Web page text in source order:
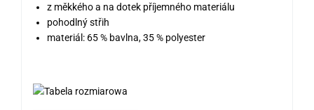
z měkkého a na dotek příjemného materiálu
pohodlný střih
materiál: 65 % bavlna, 35 % polyester